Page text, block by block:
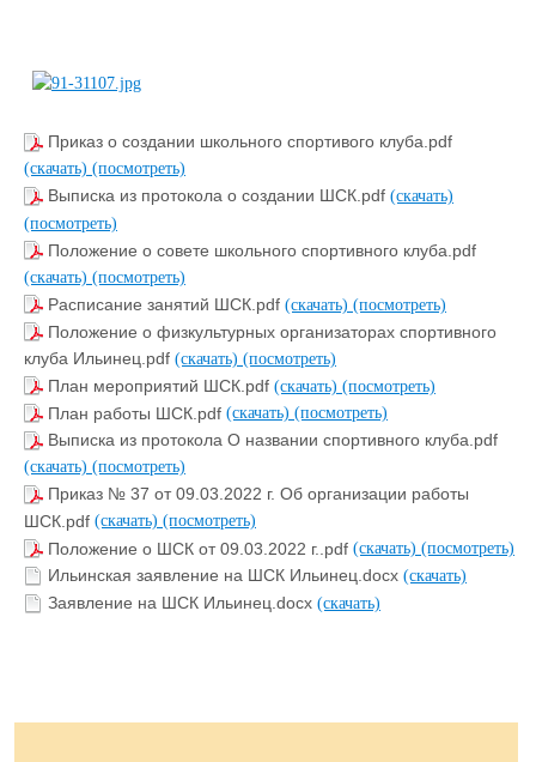
Приказ о создании школьного спортивого клуба.pdf
(скачать) (посмотреть)
Выписка из протокола о создании ШСК.pdf (скачать)
(посмотреть)
Положение о совете школьного спортивного клуба.pdf
(скачать) (посмотреть)
Расписание занятий ШСК.pdf (скачать) (посмотреть)
Положение о физкультурных организаторах спортивного
клуба Ильинец.pdf (скачать) (посмотреть)
План мероприятий ШСК.pdf (скачать) (посмотреть)
План работы ШСК.pdf (скачать) (посмотреть)
Выписка из протокола О названии спортивного клуба.pdf
(скачать) (посмотреть)
Приказ № 37 от 09.03.2022 г. Об организации работы
ШСК.pdf (скачать) (посмотреть)
Положение о ШСК от 09.03.2022 г..pdf (скачать) (посмотреть)
Ильинская заявление на ШСК Ильинец.docx (скачать)
Заявление на ШСК Ильинец.docx (скачать)